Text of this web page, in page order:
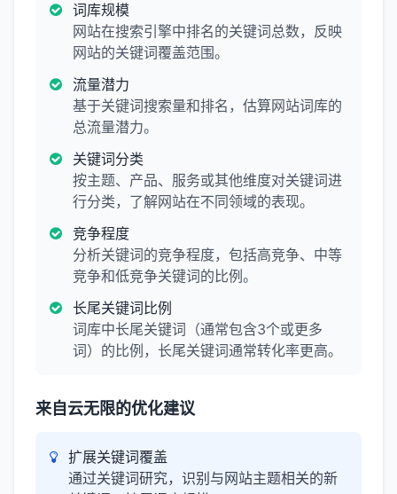
词库规模
网站在搜索引擎中排名的关键词总数，反映
网站的关键词覆盖范围。
流量潜力
基于关键词搜索量和排名，估算网站词库的
总流量潜力。
关键词分类
按主题、产品、服务或其他维度对关键词进
行分类，了解网站在不同领域的表现。
竞争程度
分析关键词的竞争程度，包括高竞争、中等
竞争和低竞争关键词的比例。
长尾关键词比例
词库中长尾关键词（通常包含3个或更多
词）的比例，长尾关键词通常转化率更高。
来自云无限的优化建议
扩展关键词覆盖
通过关键词研究，识别与网站主题相关的新